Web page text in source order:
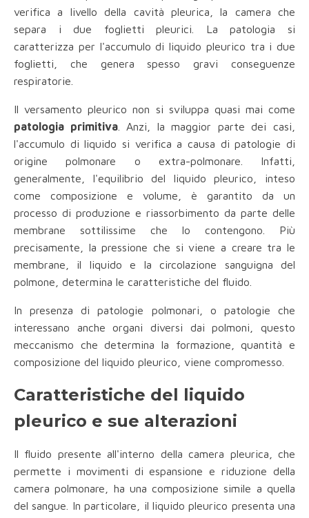
verifica a livello della cavità pleurica, la camera che
separa i due foglietti pleurici. La patologia si
caratterizza per l'accumulo di liquido pleurico tra i due
foglietti, che genera spesso gravi conseguenze
respiratorie.
Il versamento pleurico non si sviluppa quasi mai come
patologia primitiva. Anzi, la maggior parte dei casi,
l'accumulo di liquido si verifica a causa di patologie di
origine polmonare o extra-polmonare. Infatti,
generalmente, l'equilibrio del liquido pleurico, inteso
come composizione e volume, è garantito da un
processo di produzione e riassorbimento da parte delle
membrane sottilissime che lo contengono. Più
precisamente, la pressione che si viene a creare tra le
membrane, il liquido e la circolazione sanguigna del
polmone, determina le caratteristiche del fluido.
In presenza di patologie polmonari, o patologie che
interessano anche organi diversi dai polmoni, questo
meccanismo che determina la formazione, quantità e
composizione del liquido pleurico, viene compromesso.
Caratteristiche del liquido
pleurico e sue alterazioni
Il fluido presente all'interno della camera pleurica, che
permette i movimenti di espansione e riduzione della
camera polmonare, ha una composizione simile a quella
del sangue. In particolare, il liquido pleurico presenta una